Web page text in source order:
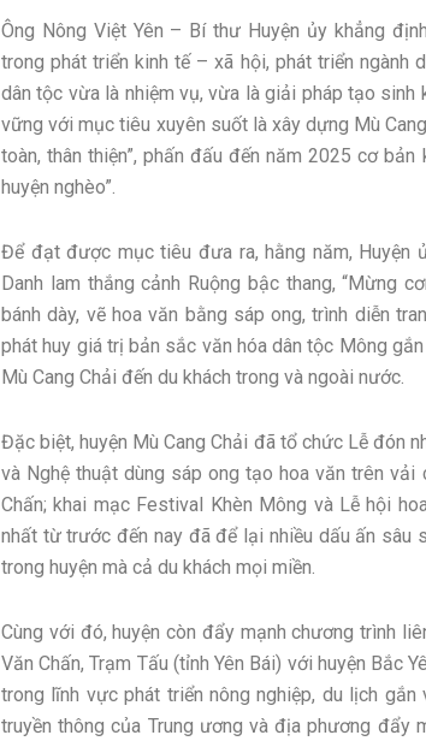
Ông Nông Việt Yên – Bí thư Huyện ủy khẳng
trong phát triển kinh tế – xã hội, phát triển
dân tộc vừa là nhiệm vụ, vừa là giải pháp tạo sinh
vững với mục tiêu xuyên suốt là xây dựng Mù
toàn, thân thiện”, phấn đấu đến năm 2025 cơ
huyện nghèo”.
Để đạt được mục tiêu đưa ra, hằng năm, Huyện
Danh lam thắng cảnh Ruộng bậc thang, “Mừng
bánh dày, vẽ hoa văn bằng sáp ong, trình diễn
phát huy giá trị bản sắc văn hóa dân tộc Mông
Mù Cang Chải đến du khách trong và ngoài nước.
Đặc biệt, huyện Mù Cang Chải đã tổ chức Lễ đón
và Nghệ thuật dùng sáp ong tạo hoa văn trên vải
Chấn; khai mạc Festival Khèn Mông và Lễ hội
nhất từ trước đến nay đã để lại nhiều dấu ấn sâu
trong huyện mà cả du khách mọi miền.
Cùng với đó, huyện còn đẩy mạnh chương trình
Văn Chấn, Trạm Tấu (tỉnh Yên Bái) với huyện Bắc
trong lĩnh vực phát triển nông nghiệp, du lịch
truyền thông của Trung ương và địa phương đẩy